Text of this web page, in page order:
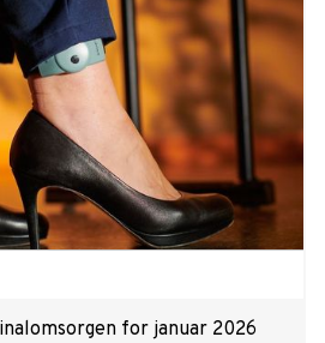
for januar 2026